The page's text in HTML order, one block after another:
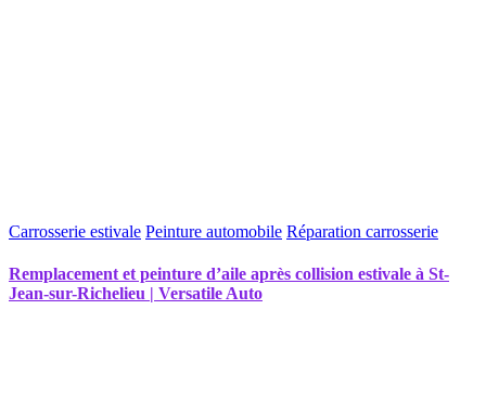
Carrosserie estivale Peinture automobile Réparation carrosserie
Remplacement et peinture d’aile après collision estivale à St-
Jean-sur-Richelieu | Versatile Auto